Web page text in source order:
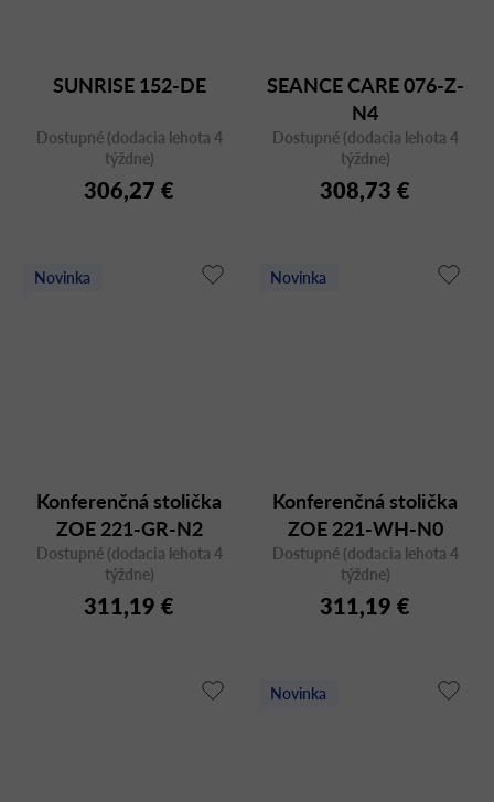
SUNRISE 152-DE
Dostupné (dodacia lehota 4
týždne)
306,27 €
SEANCE CARE 076-Z-
N4
Dostupné (dodacia lehota 4
týždne)
308,73 €
Novinka
Konferenčná stolička
ZOE 221-GR-N2
Dostupné (dodacia lehota 4
týždne)
311,19 €
Novinka
Konferenčná stolička
ZOE 221-WH-N0
Dostupné (dodacia lehota 4
týždne)
311,19 €
Novinka